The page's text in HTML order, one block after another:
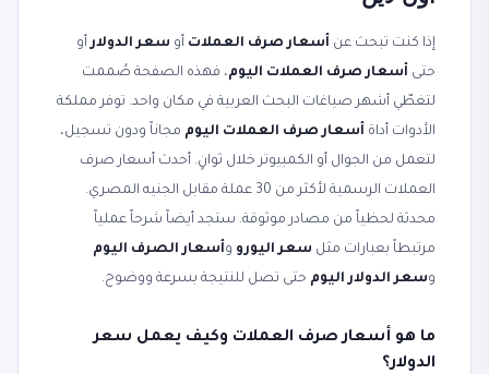
إذا كنت تبحث عن أسعار صرف العملات أو سعر الدولارأو
حتى أسعار صرف العملات اليوم، فهذه الصفحة صُممت
لتغطّي أشهر صياغات البحث العربية في مكان واحد. توفر مملكة
الأدوات أداة أسعار صرف العملات اليوم مجاناً ودون تسجيل،
لتعمل من الجوال أو الكمبيوتر خلال ثوانٍ. أحدث أسعار صرف
العملات الرسمية لأكثر من 30 عملة مقابل الجنيه المصري.
محدثة لحظياً من مصادر موثوقة. ستجد أيضاً شرحاً عملياً
مرتبطاً بعبارات مثل سعر اليورو وأسعار الصرف اليوم
وسعر الدولار اليوم حتى تصل للنتيجة بسرعة ووضوح.
ما هو أسعار صرف العملات وكيف يعمل سعر
الدولار؟